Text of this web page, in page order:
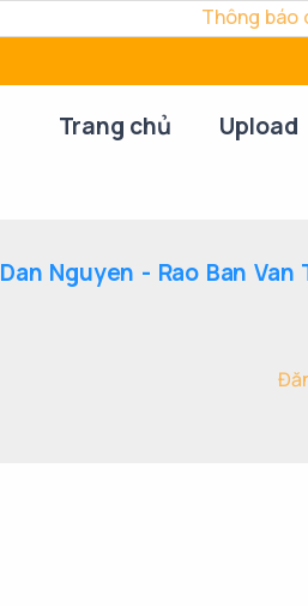
Thông báo
Trang chủ Upload
Dan Nguyen - Rao Ban